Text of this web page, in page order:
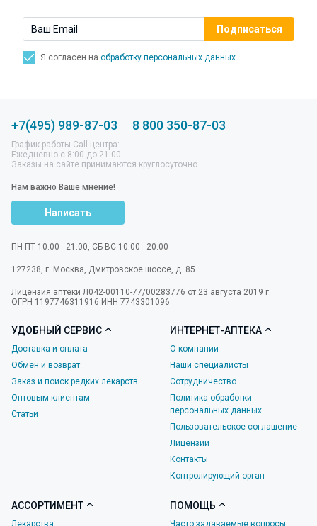
Я согласен на обработку персональных данных
+7(495) 989-87-03 8 800 350-87-03
График работы Call-центра:
Ежедневно с 8:00 до 21:00
Заказы на сайте принимаются круглосуточно
Нам важно Ваше мнение!
Написать
ПН-ПТ 10:00 - 21:00, СБ-ВС 10:00 - 20:00
127238, г. Москва, Дмитровское шоссе, д. 85
Лицензия аптеки Л042-00110-77/00283776 от 23 августа 2019 г.
ОГРН 1197746311916 ИНН 7743301096
УДОБНЫЙ СЕРВИС
Доставка и оплата
Обмен и возврат
Заказ и поиск редких лекарств
Оптовым клиентам
Статьи
ИНТЕРНЕТ-АПТЕКА
О компании
Наши специалисты
Сотрудничество
Политика обработки
персональных данных
Пользовательское соглашение
Лицензии
Контакты
Контролирующий орган
АССОРТИМЕНТ
Лекарства
ПОМОЩЬ
Часто задаваемые вопросы